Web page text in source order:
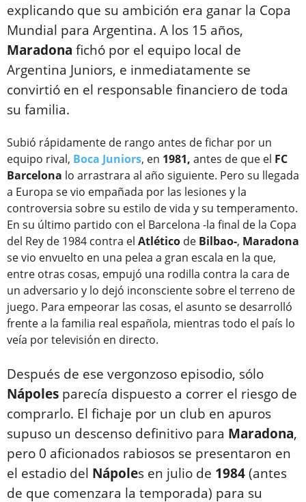
explicando que su ambición era ganar la Copa
Mundial para Argentina. A los 15 años,
Maradona fichó por el equipo local de
Argentina Juniors, e inmediatamente se
convirtió en el responsable financiero de toda
su familia.
Subió rápidamente de rango antes de fichar por un
equipo rival, Boca Juniors, en 1981, antes de que el FC
Barcelona lo arrastrara al año siguiente. Pero su llegada
a Europa se vio empañada por las lesiones y la
controversia sobre su estilo de vida y su temperamento.
En su último partido con el Barcelona -la final de la Copa
del Rey de 1984 contra el Atlético de Bilbao-, Maradona
se vio envuelto en una pelea a gran escala en la que,
entre otras cosas, empujó una rodilla contra la cara de
un adversario y lo dejó inconsciente sobre el terreno de
juego. Para empeorar las cosas, el asunto se desarrolló
frente a la familia real española, mientras todo el país lo
veía por televisión en directo.
Después de ese vergonzoso episodio, sólo
Nápoles parecía dispuesto a correr el riesgo de
comprarlo. El fichaje por un club en apuros
supuso un descenso definitivo para Maradona,
pero 0 aficionados rabiosos se presentaron en
el estadio del Nápoles en julio de 1984(antes
de que comenzara la temporada) para su